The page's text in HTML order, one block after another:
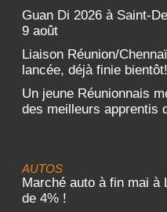
Guan Di 2026 à Saint-
9 août
Liaison Réunion/
lancée, déjà finie bientôt!
Un jeune Réunionnais
des meilleurs apprentis
AUTOS
Marché auto à fin mai à
de 4% !